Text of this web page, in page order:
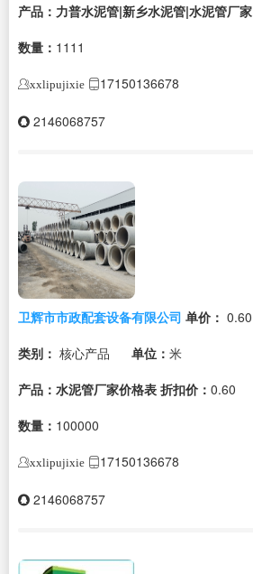
产品：力普水泥管|新乡水泥管|水泥管厂家
数量： 1111
xxlipujixie 17150136678
2146068757
卫辉市市政配套设备有限公司 单价： 0.60
类别： 核心产品 单位： 米
产品：水泥管厂家价格表 折扣价： 0.60
数量： 100000
xxlipujixie 17150136678
2146068757